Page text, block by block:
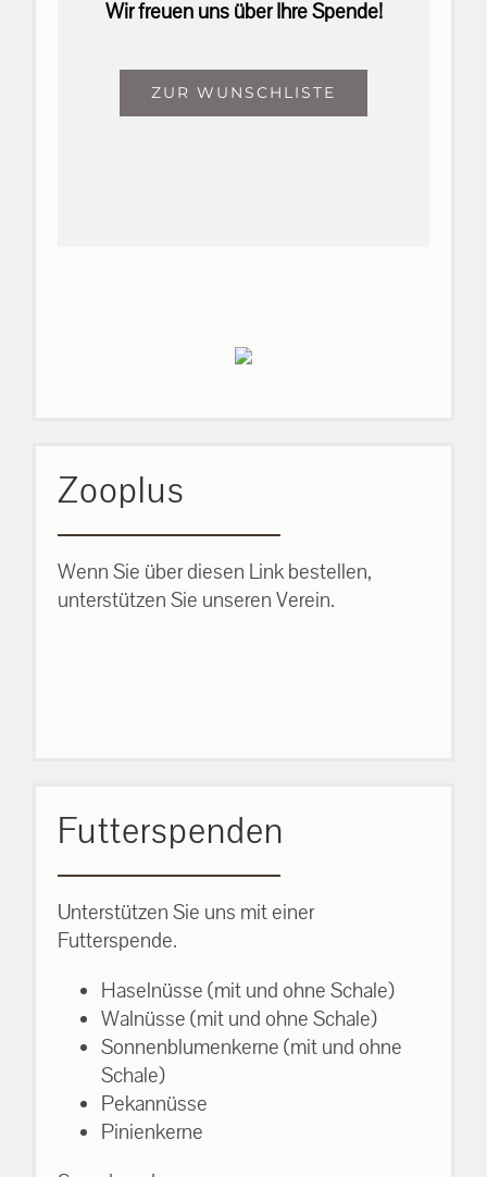
Wir freuen uns über Ihre Spende!
ZUR WUNSCHLISTE
Zooplus
Wenn Sie über diesen Link bestellen,
unterstützen Sie unseren Verein.
Futterspenden
Unterstützen Sie uns mit einer
Futterspende.
Haselnüsse (mit und ohne Schale)
Walnüsse (mit und ohne Schale)
Sonnenblumenkerne (mit und ohne
Schale)
Pekannüsse
Pinienkerne